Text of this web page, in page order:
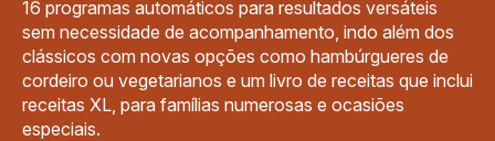
16 programas automáticos para resultados versáteis
sem necessidade de acompanhamento, indo além dos
clássicos com novas opções como hambúrgueres de
cordeiro ou vegetarianos e um livro de receitas que inclui
receitas XL, para famílias numerosas e ocasiões
especiais.